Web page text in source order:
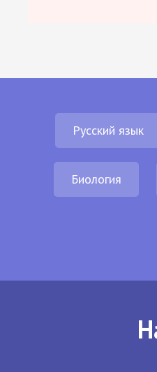
Русский язык
Биология